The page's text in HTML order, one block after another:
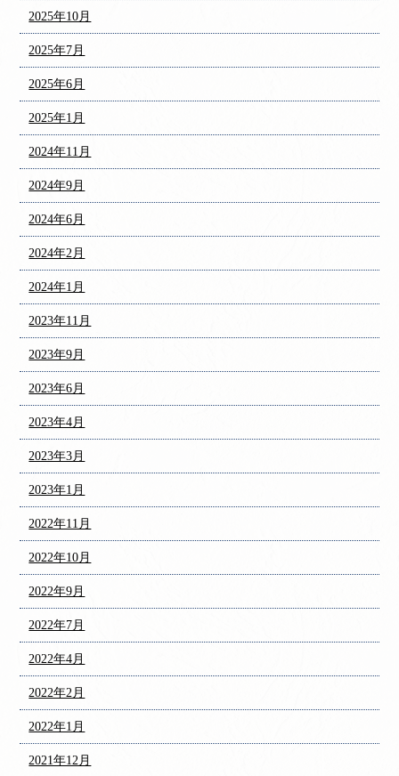
2025年10月
2025年7月
2025年6月
2025年1月
2024年11月
2024年9月
2024年6月
2024年2月
2024年1月
2023年11月
2023年9月
2023年6月
2023年4月
2023年3月
2023年1月
2022年11月
2022年10月
2022年9月
2022年7月
2022年4月
2022年2月
2022年1月
2021年12月